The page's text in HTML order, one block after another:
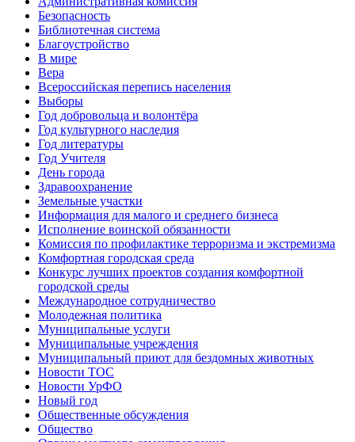
Безопасность
Библиотечная система
Благоустройство
В мире
Вера
Всероссийская перепись населения
Выборы
Год добровольца и волонтёра
Год культурного наследия
Год литературы
Год Учителя
День города
Здравоохранение
Земельные участки
Информация для малого и среднего бизнеса
Исполнение воинской обязанности
Комиссия по профилактике терроризма и экстремизма
Комфортная городская среда
Конкурс лучших проектов создания комфортной
городской среды
Международное сотрудничество
Молодежная политика
Муниципальные услуги
Муниципальные учреждения
Муниципальный приют для бездомных животных
Новости ТОС
Новости УрФО
Новый год
Общественные обсуждения
Общество